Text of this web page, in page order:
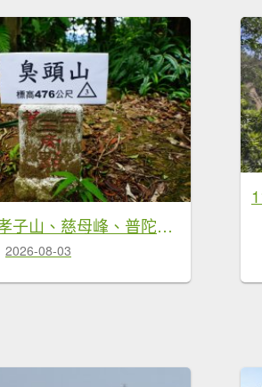
新北 平溪 孝子山、慈母峰、普陀山、中央尖、臭頭山
2026-08-03